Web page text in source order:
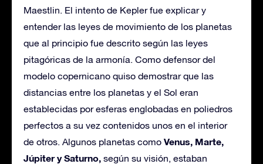
Maestlin. El intento de Kepler fue explicar y
entender las leyes de movimiento de los planetas
que al principio fue descrito según las leyes
pitagóricas de la armonía. Como defensor del
modelo copernicano quiso demostrar que las
distancias entre los planetas y el Sol eran
establecidas por esferas englobadas en poliedros
perfectos a su vez contenidos unos en el interior
de otros. Algunos planetas como Venus, Marte,
Júpiter y Saturno, según su visión, estaban